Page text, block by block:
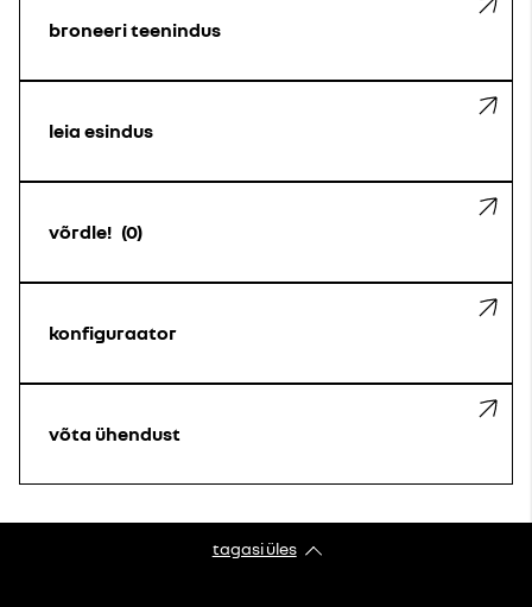
broneeri teenindus
leia esindus
võrdle! 0
konfiguraator
võta ühendust
tagasi üles